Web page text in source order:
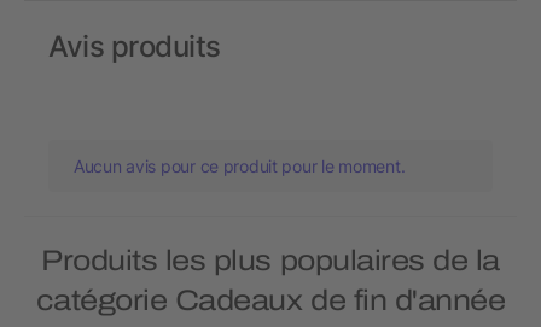
Avis produits
Aucun avis pour ce produit pour le moment.
Produits les plus populaires de la
catégorie Cadeaux de fin d'année